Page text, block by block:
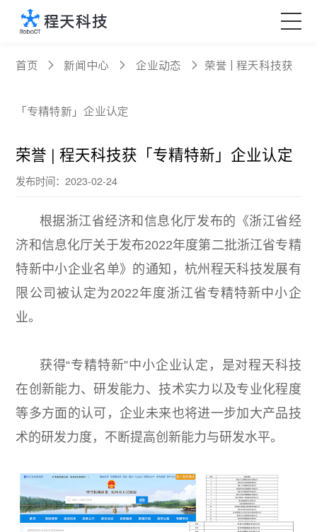
核心产品
科技创新
定制服务
新闻中心
Language
首页 新闻中心 企业动态 荣誉 | 程天科技获
「专精特新」企业认定
荣誉 | 程天科技获「专精特新」企业认定
发布时间：2023-02-24
根据浙江省经济和信息化厅发布的《浙江省经
济和信息化厅关于发布2022年度第二批浙江省专精
特新中小企业名单》的通知，杭州程天科技发展有
限公司被认定为2022年度浙江省专精特新中小企
业。
获得“专精特新”中小企业认定，是对程天科技
在创新能力、研发能力、技术实力以及专业化程度
等多方面的认可，企业未来也将进一步加大产品技
术的研发力度，不断提高创新能力与研发水平。